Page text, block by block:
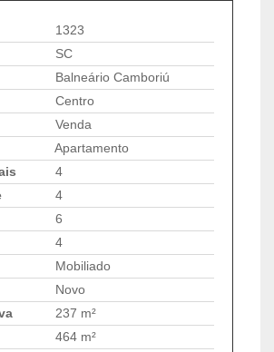
1323
SC
Balneário Camboriú
Centro
Venda
Apartamento
4
4
6
4
Mobiliado
Novo
237 m²
464 m²